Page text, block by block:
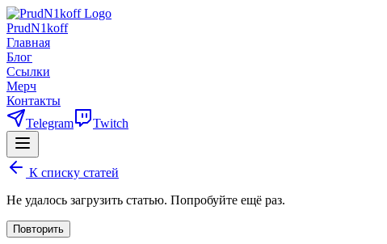
PrudN1koff
Главная
Блог
Ссылки
Мерч
Контакты
Telegram
Twitch
К списку статей
Не удалось загрузить статью. Попробуйте ещё раз.
Повторить